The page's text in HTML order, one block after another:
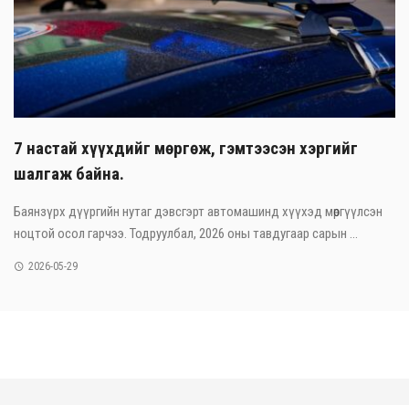
7 настай хүүхдийг мөргөж, гэмтээсэн хэргийг
шалгаж байна.
Баянзүрх дүүргийн нутаг дэвсгэрт автомашинд хүүхэд мөргүүлсэн
ноцтой осол гарчээ. Тодруулбал, 2026 оны тавдугаар сарын ...
2026-05-29